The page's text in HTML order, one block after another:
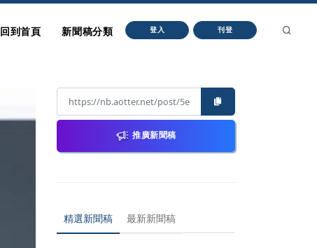
回到首頁 新聞稿分類 登入 刊登
推廣新聞稿
精選新聞稿 最新新聞稿